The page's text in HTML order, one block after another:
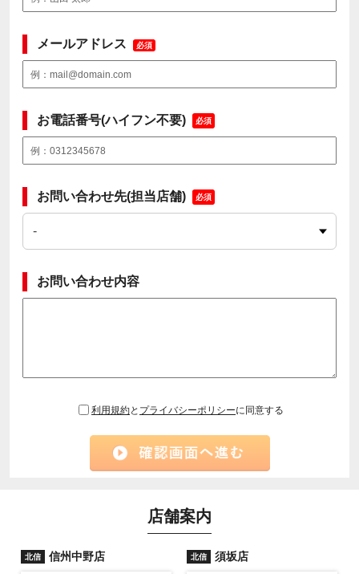
メールアドレス 必須
お電話番号(ハイフン不要) 必須
お問い合わせ先(担当店舗) 必須
お問い合わせ内容
利用規約と プライバシーポリシーに同意する
店舗案内
北信 信州中野店 北信 須坂店